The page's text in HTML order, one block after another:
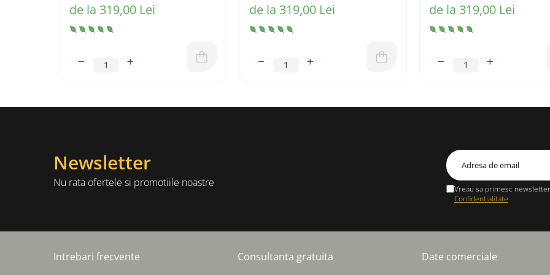
de la 319,00 Lei de la 319,00 Lei de la 319,00 Lei
Newsletter
Nu rata ofertele si promotiile noastre Vreau sa primesc
Confidentialitate
Intrebari frecvente Consultanta gratuita Date comerciale